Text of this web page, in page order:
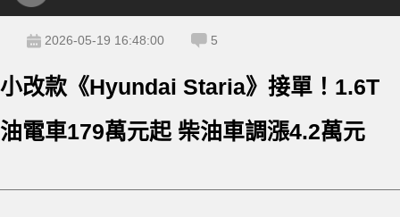
2026-05-19 16:48:00 5
小改款《Hyundai Staria》接單！1.6T
油電車179萬元起 柴油車調漲4.2萬元